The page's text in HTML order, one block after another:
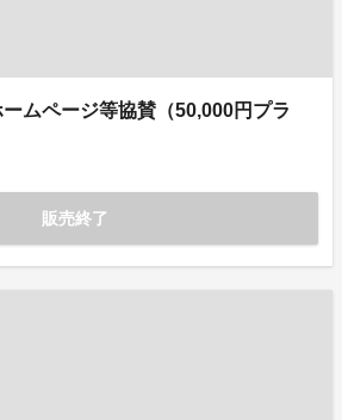
ムページ等協賛（50,000円プラ
販売終了